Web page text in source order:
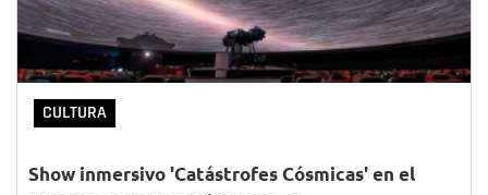
CULTURA
Show inmersivo 'Catástrofes Cósmicas' en el